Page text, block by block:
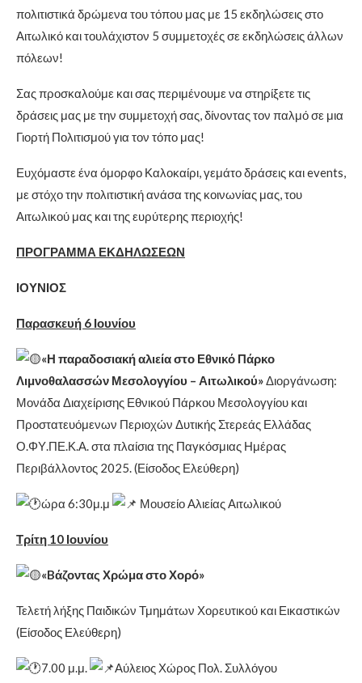
πολιτιστικά δρώμενα του τόπου μας με 15 εκδηλώσεις στο
Αιτωλικό και τουλάχιστον 5 συμμετοχές σε εκδηλώσεις άλλων
πόλεων!
Σας προσκαλούμε και σας περιμένουμε να στηρίξετε τις
δράσεις μας με την συμμετοχή σας, δίνοντας τον παλμό σε μια
Γιορτή Πολιτισμού για τον τόπο μας!
Ευχόμαστε ένα όμορφο Καλοκαίρι, γεμάτο δράσεις και events,
με στόχο την πολιτιστική ανάσα της κοινωνίας μας, του
Αιτωλικού μας και της ευρύτερης περιοχής!
ΠΡΟΓΡΑΜΜΑ ΕΚΔΗΛΩΣΕΩΝ
ΙΟΥΝΙΟΣ
Παρασκευή 6 Ιουνίου
«Η παραδοσιακή αλιεία στο Εθνικό Πάρκο
Λιμνοθαλασσών Μεσολογγίου – Αιτωλικού» Διοργάνωση:
Μονάδα Διαχείρισης Εθνικού Πάρκου Μεσολογγίου και
Προστατευόμενων Περιοχών Δυτικής Στερεάς Ελλάδας
Ο.ΦΥ.ΠΕ.Κ.Α. στα πλαίσια της Παγκόσμιας Ημέρας
Περιβάλλοντος 2025. (Είσοδος Ελεύθερη)
ώρα 6:30μ.μ Μουσείο Αλιείας Αιτωλικού
Τρίτη 10 Ιουνίου
«Bάζοντας Χρώμα στο Χορό»
Τελετή λήξης Παιδικών Τμημάτων Χορευτικού και Εικαστικών
(Είσοδος Ελεύθερη)
7.00 μ.μ. Αύλειος Χώρος Πολ. Συλλόγου